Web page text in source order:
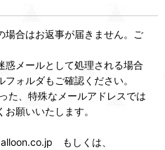
場合はお返事が届きません。ご
惑メールとして処理される場合
ォルダもご確認ください。
た、特殊なメールアドレスでは
願いいたします。
もしくは、